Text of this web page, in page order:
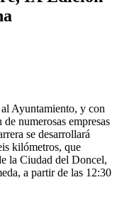
Ayuntamiento, y con
numerosas empresas
se desarrollará
kilómetros, que
la Ciudad del Doncel,
a partir de las 12:30